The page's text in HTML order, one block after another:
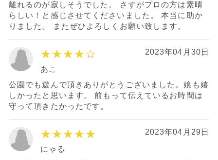
離れるのが寂しそうでした。 さすがプロの方は素晴
らしい！と感じさせてくださいました。 本当に助か
りました。 またぜひよろしくお願い致します。
★★★★☆ 2023年04月30日
あこ
公園でも遊んで頂きありがとうございました。娘も嬉
しかったと思います。 前もって伝えているお時間は
守って頂きたかったです。
★★★★★ 2023年04月29日
にゃる